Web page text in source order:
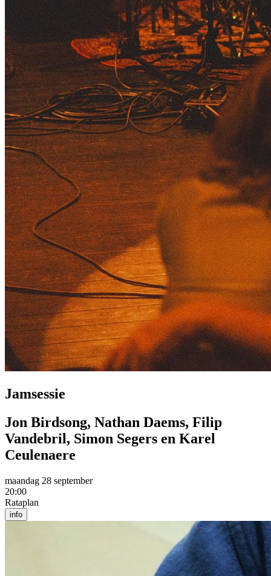
Jamsessie
Jon Birdsong, Nathan Daems, Filip
Vandebril, Simon Segers en Karel
Ceulenaere
maandag 28 september
20:00
Rataplan
info